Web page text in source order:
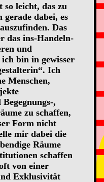
leicht, das zu
gerade dabei, es
Das
das ins-Handeln-
und
bin in gewisser
Ich
Menschen,
,
zu schaffen,
Form nicht
mir dabei die
Räume
schaffen
von einer
Exklusivität